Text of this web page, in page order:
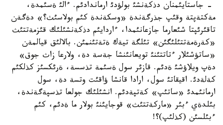
- جاستايئمنان دذكةنشئ بولؤدئ ارماندادئم. ءالئ ةسئمدة،
مةكتةپتة وقئپ جذرگةندة «وسكةندة كئم بولاسئث؟» دةگةن
تاقئرئپتا شئعارما جازعانئمدا، ءاردايئم دذكةنشئلئك قئزمةتتئث
«كةرةمةتتئلئگئن» تئلگة تيةك ةتةتئنمئن. بالالئق قيالمةن
«ساتؤشئلار ءتاتتئنئ تويعانئنشا جةسة دة، ولارعا زاث جوق»
دةپ ويلاؤشئ ةدئم. قازئر سول ةسئمة تذسسة، ةرئكسئز كذلكئم
كةلةدئ. اقيقاتئ سول، ارادا قانشا ؤاقئت وتسة دة، سول
ارمانئمدئ «ساتئپ» كةتپةدئم. انشئلئك جولعا تذسپةگةندة،
بئلدةي ءبئر «ماركةتتئث» قوجايئنئ بولار ما ةدئم، كئم
ءبئلسئن (كذلئپ)؟!